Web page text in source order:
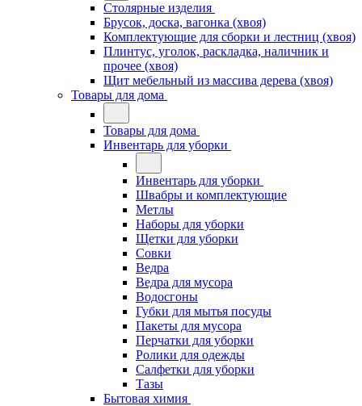
Столярные изделия
Брусок, доска, вагонка (хвоя)
Комплектующие для сборки и лестниц (хвоя)
Плинтус, уголок, раскладка, наличник и
прочее (хвоя)
Щит мебельный из массива дерева (хвоя)
Товары для дома
Товары для дома
Инвентарь для уборки
Инвентарь для уборки
Швабры и комплектующие
Метлы
Наборы для уборки
Щетки для уборки
Совки
Ведра
Ведра для мусора
Водосгоны
Губки для мытья посуды
Пакеты для мусора
Перчатки для уборки
Ролики для одежды
Салфетки для уборки
Тазы
Бытовая химия